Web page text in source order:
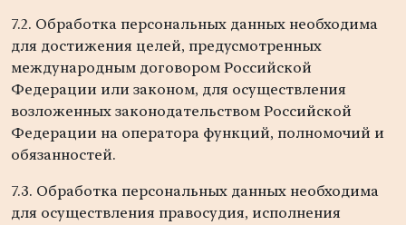
7.2. Обработка персональных данных необходима
для достижения целей, предусмотренных
международным договором Российской
Федерации или законом, для осуществления
возложенных законодательством Российской
Федерации на оператора функций, полномочий и
обязанностей.
7.3. Обработка персональных данных необходима
для осуществления правосудия, исполнения